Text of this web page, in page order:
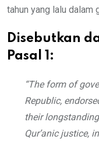
tahun yang lalu dalam
Disebutkan
Pasal 1:
“The form of
Republic,
their
Qur’anic justice,